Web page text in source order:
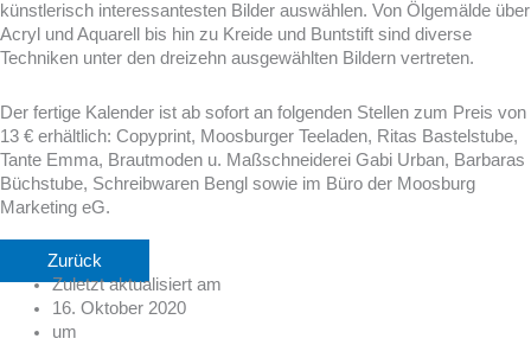
künstlerisch interessantesten Bilder auswählen. Von Ölgemälde über
Acryl und Aquarell bis hin zu Kreide und Buntstift sind diverse
Techniken unter den dreizehn ausgewählten Bildern vertreten.
Der fertige Kalender ist ab sofort an folgenden Stellen zum Preis von
13 € erhältlich: Copyprint, Moosburger Teeladen, Ritas Bastelstube,
Tante Emma, Brautmoden u. Maßschneiderei Gabi Urban, Barbaras
Büchstube, Schreibwaren Bengl sowie im Büro der Moosburg
Marketing eG.
Zurück
Zuletzt aktualisiert am
16. Oktober 2020
um